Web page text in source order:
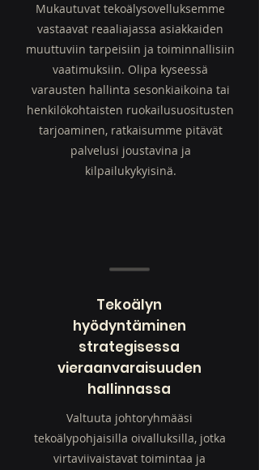
Mukautuvat tekoälysovelluksemme
vastaavat reaaliajassa asiakkaiden
muuttuviin tarpeisiin ja toiminnallisiin
vaatimuksiin. Olipa kyseessä
varausten hallinta sesonkiaikoina tai
henkilökohtaisten ruokailusuositusten
tarjoaminen, ratkaisumme pitävät
palvelusi joustavina ja
kilpailukykyisinä.
Tekoälyn
hyödyntäminen
strategisessa
vieraanvaraisuuden
hallinnassa
Valtuuta johtoryhmääsi
tekoälypohjaisilla oivalluksilla, jotka
virtaviivaistavat toimintaa ja